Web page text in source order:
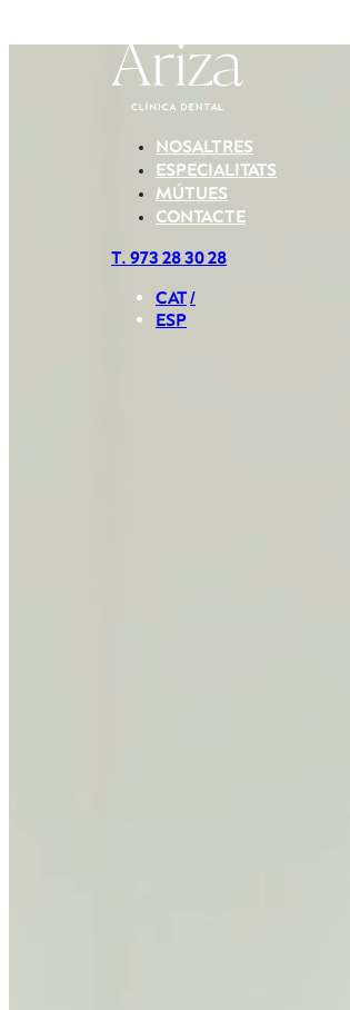
NOSALTRES
ESPECIALITATS
MÚTUES
CONTACTE
T. 973 28 30 28
CAT
ESP
El teu
Clínica